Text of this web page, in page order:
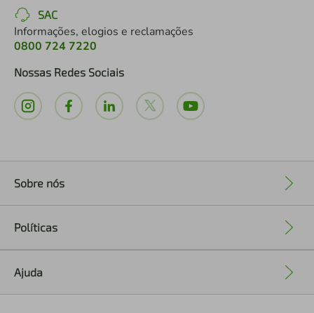
SAC
Informações, elogios e reclamações
0800 724 7220
Nossas Redes Sociais
Sobre nós
Políticas
Ajuda